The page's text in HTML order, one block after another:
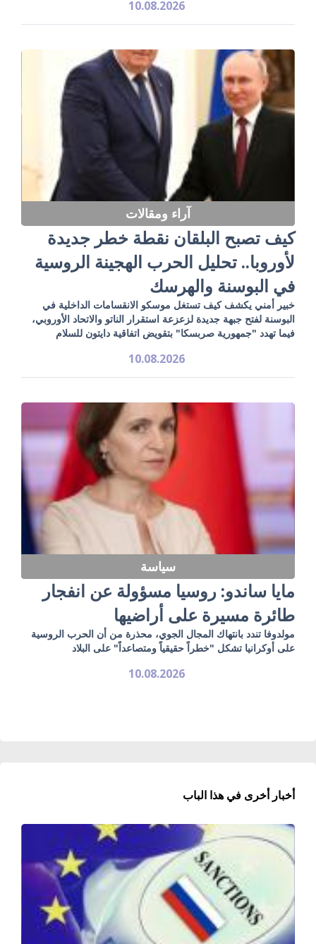
10.08.2026
آراء ومقالات
كيف تصبح البلقان نقطة خطر جديدة
لأوروبا.. تحليل الحرب الهجينة الروسية
في البوسنة والهرسك
خبير أمني يكشف كيف تستغل موسكو الانقسامات الداخلية في
البوسنة لفتح جبهة جديدة لزعزعة استقرار الناتو والاتحاد الأوروبي،
فيما تهدد "جمهورية صربسكا" بتقويض اتفاقية دايتون للسلام
10.08.2026
سياسة
مايا ساندو: روسيا مسؤولة عن انفجار
طائرة مسيرة على أراضيها
مولدوفا تندد بانتهاك المجال الجوي، محذرة من أن الحرب الروسية
على أوكرانيا تشكل "خطراً حقيقياً ومتصاعداً" على البلاد
10.08.2026
أخبار أخرى في هذا الباب